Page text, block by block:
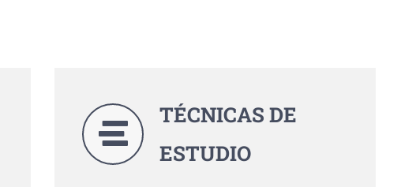
TÉCNICAS DE
ESTUDIO